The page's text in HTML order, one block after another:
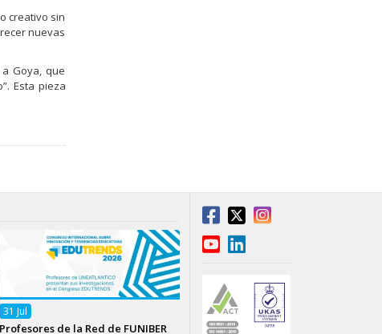
creativo sin
nuevas
Goya, que
Esta pieza
31 Jul
Profesores de la Red de FUNIBER